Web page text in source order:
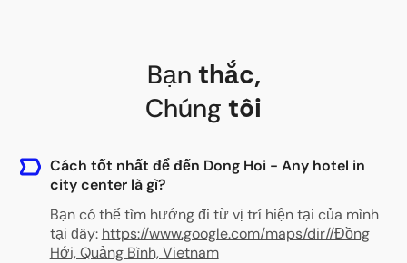
Bạn thắc,
Chúng tôi
Cách tốt nhất để đến Dong Hoi - Any hotel in
city center là gì?
Bạn có thể tìm hướng đi từ vị trí hiện tại của mình
tại đây: https://www.google.com/maps/dir//Đồng
Hới, Quảng Bình, Vietnam